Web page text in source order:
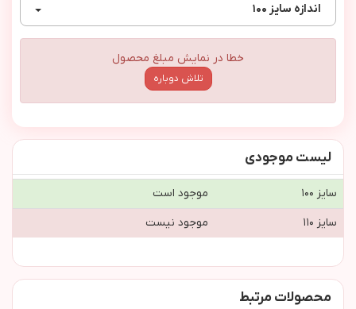
اندازه سایز ۱۰۰
خطا در نمایش مبلغ محصول
تلاش دوباره
لیست موجودی
سایز ۱۰۰
موجود است
سایز ۱۱۰
موجود نیست
محصولات مرتبط